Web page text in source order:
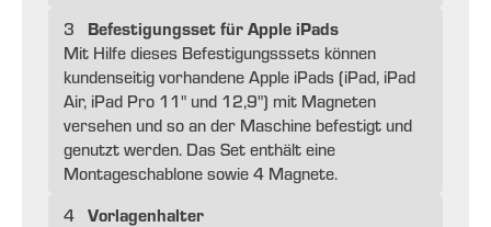
3
Befestigungsset für Apple iPads
Mit Hilfe dieses Befestigungsssets können
kundenseitig vorhandene Apple iPads (iPad, iPad
Air, iPad Pro 11" und 12,9") mit Magneten
versehen und so an der Maschine befestigt und
genutzt werden. Das Set enthält eine
Montageschablone sowie 4 Magnete.
4 Vorlagenhalter